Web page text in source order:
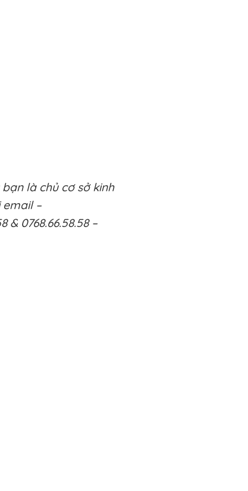
là chủ cơ sở kinh
–
0768.66.58.58 –